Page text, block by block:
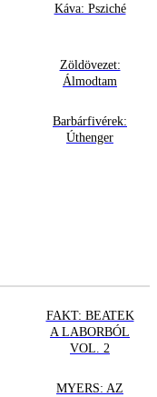
Káva: Psziché
Zöldövezet:
Álmodtam
Barbárfivérek:
Úthenger
FAKT: BEATEK
A LABORBÓL
VOL. 2
MYERS: AZ